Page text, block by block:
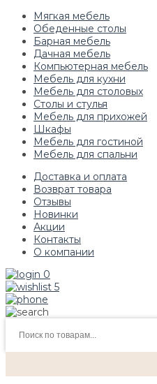
Мягкая мебель
Обеденные столы
Барная мебель
Дачная мебель
Компьютерная мебель
Мебель для кухни
Мебель для столовых
Столы и стулья
Мебель для прихожей
Шкафы
Мебель для гостиной
Мебель для спальни
Доставка и оплата
Возврат товара
Отзывы
Новинки
Акции
Контакты
О компании
0
5
товаров